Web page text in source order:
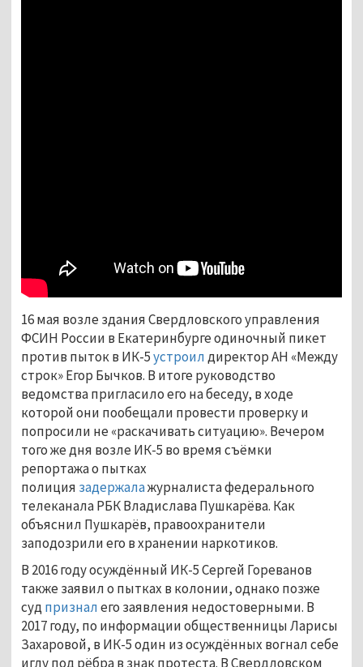
16 мая возле здания Свердловского управления
ФСИН России в Екатеринбурге одиночный пикет
против пыток в ИК-5устроилдиректор АН «Между
строк» Егор Бычков. В итоге руководство
ведомства пригласило его на беседу, в ходе
которой они пообещали провести проверку и
попросили не «раскачивать ситуацию». Вечером
того же дня возле ИК-5 во время съёмки
репортажа о пытках
полиция задержалажурналиста федерального
телеканала РБК Владислава Пушкарёва. Как
объяснил Пушкарёв, правоохранители
заподозрили его в хранении наркотиков.
В 2016 году осуждённый ИК-5 Сергей Гореванов
также заявил о пытках в колонии, однако позже
судпризналего заявления недостоверными. В
2017 году, по информации общественницы Ларисы
Захаровой, в ИК-5 один из осуждённых вогнал себе
иглу под рёбра в знак протеста. В Свердловском